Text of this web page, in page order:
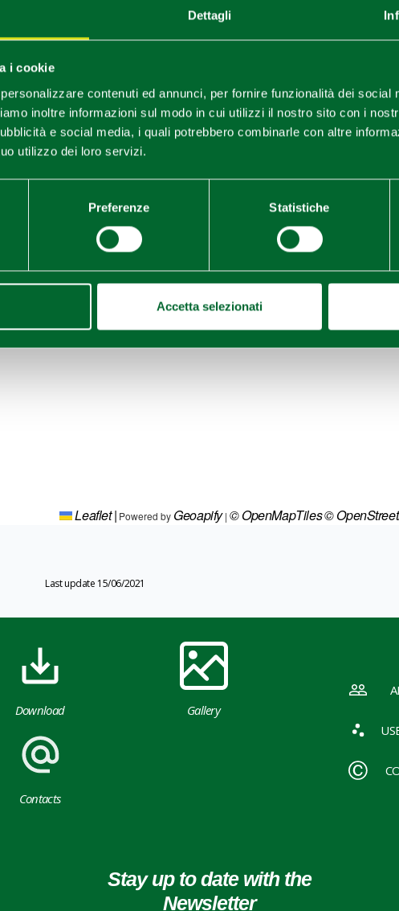
Dettagli
i cookie
contenuti ed annunci, per fornire funzionalità dei social
inoltre informazioni sul modo in cui utilizzi il nostro sito con i
e social media, i quali potrebbero combinarle con altre
utilizzo dei loro servizi.
Preferenze Statistiche
Accetta selezionati
Leaflet| Powered by Geoapify| © OpenMapTiles©
Last update 15/06/2021
Download Gallery
Contacts
Stay up to date with the
Newsletter